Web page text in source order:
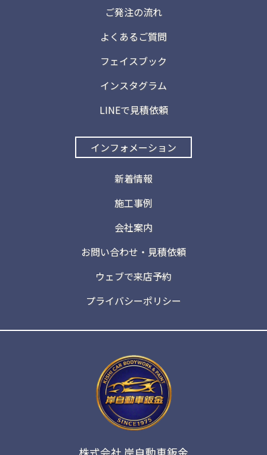
ご発注の流れ
よくあるご質問
フェイスブック
インスタグラム
LINEで見積依頼
インフォメーション
新着情報
施工事例
会社案内
お問い合わせ・見積依頼
ウェブで来店予約
プライバシーポリシー